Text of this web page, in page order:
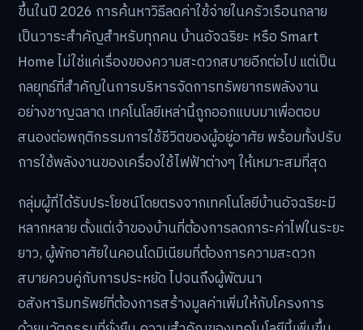
ขึ้นในปี 2026 การค้นหาวิธีลดค่าใช้จ่ายในครัวเรือนกลาย
เป็นวาระสำคัญสำหรับทุกคน บ้านอัจฉริยะ หรือ Smart
Home ไม่ใช่แค่เรื่องของความสะดวกสบายอีกต่อไป แต่เป็น
กลยุทธ์ที่สำคัญในการบริหารจัดการทรัพยากรพลังงาน
อย่างชาญฉลาด เทคโนโลยีเหล่านี้ถูกออกแบบมาเพื่อตอบ
สนองต่อพฤติกรรมการใช้ชีวิตของผู้อยู่อาศัย พร้อมทั้งปรับ
การใช้พลังงานของเครื่องใช้ไฟฟ้าต่างๆ ให้เหมาะสมที่สุด
กลุ่มผู้ที่ได้รับประโยชน์โดยตรงจากเทคโนโลยีบ้านอัจฉริยะมี
หลากหลาย ตั้งแต่เจ้าของบ้านที่ต้องการลดภาระค่าไฟในระยะ
ยาว, ผู้พักอาศัยในคอนโดมิเนียมที่ต้องการความสะดวก
สบายควบคู่กับการประหยัด ไปจนถึงผู้พัฒนา
อสังหาริมทรัพย์ที่ต้องการสร้างมูลค่าเพิ่มให้กับโครงการ